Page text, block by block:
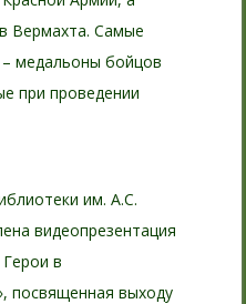
Вермахта. Самые
медальоны бойцов
при проведении
им. А.С.
видеопрезентация
в
посвященная выходу